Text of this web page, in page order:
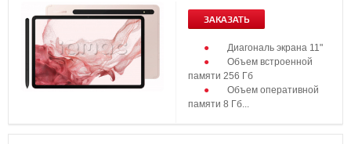
ЗАКАЗАТЬ
Диагональ экрана 11"
Объем встроенной
памяти 256 Гб
Объем оперативной
памяти 8 Гб...